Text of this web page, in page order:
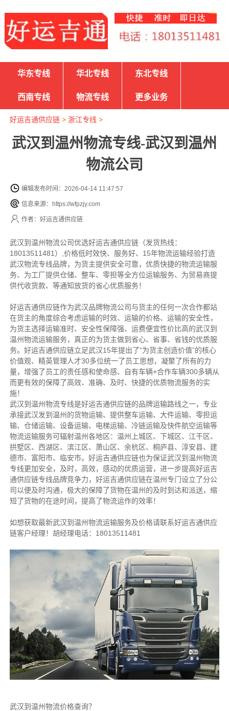
华东专线 华北专线 东北专线
西南专线 物流专线 更多业务
好运吉通供应链> 浙江专线 >
武汉到温州物流专线-武汉到温州
物流公司
编辑发布时间：2026-04-14 11:47:57
信息来源：https://wfpzjy.com
作者：好运吉通供应链
武汉到温州物流公司优选好运吉通供应链（发货热线：
18013511481）,价格低时效快、服务好、15年物流运输经验打造
武汉物流专线品牌，为货主提供安全可靠，优质快捷的物流运输服
务、为工厂提供仓储、整车、零担等全方位运输服务、为贸易商提
供代收货款、等通知放货的省心优质服务！
好运吉通供应链作为武汉品牌物流公司与货主的任何一次合作都站
在货主的角度综合考虑运输的时效、运输的价格、运输的安全性，
为货主选择运输准时、安全性保障强、运费便宜性价比高的武汉到
温州物流运输服务，真正的为货主做到省心、省事、省钱的优质服
务。好运吉通供应链立足武汉15年提出了“为货主创造价值”的核心
价值观、精英管理人才30多位统一了员工思想，凝聚了所有的力
量，增强了员工的责任感和使命感、自有车辆+合作车辆300多辆从
而更有效的保障了高效、准确、及时、快捷的优质物流服务的实
施！
武汉到温州物流专线是好运吉通供应链的品牌运输路线之一，专业
承接武汉发到温州的货物运输、提供整车运输、大件运输、零担运
输、仓储运输、设备运输、电梯运输、冷链运输及快件航空运输等
物流运输服务可辐射温州各地区：温州上城区、下城区、江干区、
拱墅区、西湖区、滨江区、萧山区、余杭区、桐庐县、淳安县、建
德市、富阳市、临安市。好运吉通供应链也为保证武汉到温州物流
专线更加安全，及时，高效，感动的优质运营，进一步提高好运吉
通供应链专线品牌竞争力，好运吉通供应链在温州专门设立了分公
司以便及时沟通，极大的保障了货物在温州的及时到达和派送，缩
短了货物的在途时间，提高了物流运作的效率！
如想获取最新武汉到温州物流运输服务及价格请联系好运吉通供应
链客户经理！胡经理电话：18013511481
武汉到温州物流价格查询？